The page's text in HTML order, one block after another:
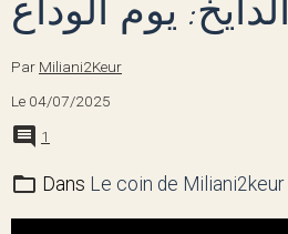
الدايخ: يوم الوداع
Par Miliani2Keur
Le 04/07/2025
1
Dans Le coin de Miliani2keur